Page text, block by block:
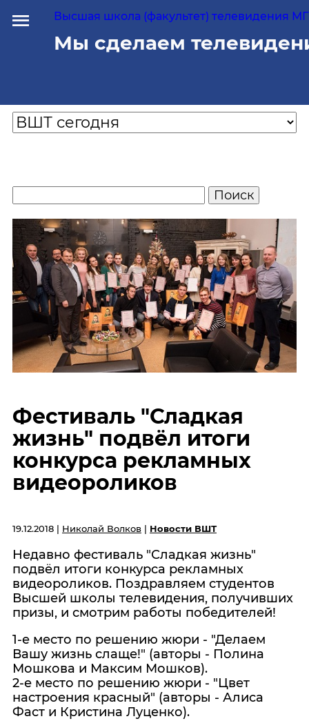
Высшая школа (факультет) телевидения
Мы сделаем
Фестиваль "Сладкая
жизнь" подвёл итоги
конкурса рекламных
видеороликов
19.12.2018 | Николай Волков | Новости ВШТ
Недавно фестиваль "Сладкая жизнь"
подвёл итоги конкурса рекламных
видеороликов. Поздравляем студентов
Высшей школы телевидения, получивших
призы, и смотрим работы победителей!
1-е место по решению жюри - "Делаем
Вашу жизнь слаще!" (авторы - Полина
Мошкова и Максим Мошков).
2-е место по решению жюри - "Цвет
настроения красный" (авторы - Алиса
Фаст и Кристина Луценко).